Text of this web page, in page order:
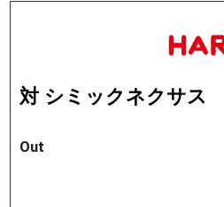
対 シミックネクサス
Out